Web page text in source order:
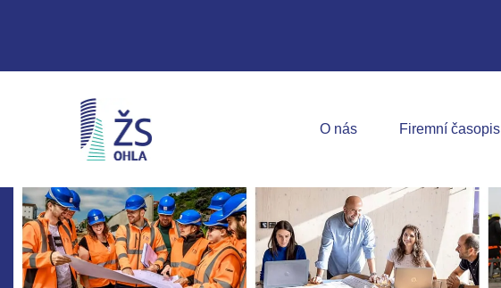
O nás Firemní časopis